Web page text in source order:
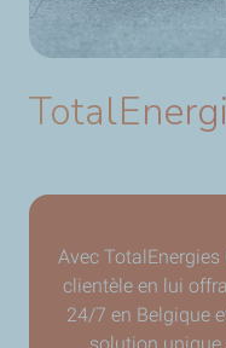
Avec
clientèle en lui
24/7 en Belgique
solution unique